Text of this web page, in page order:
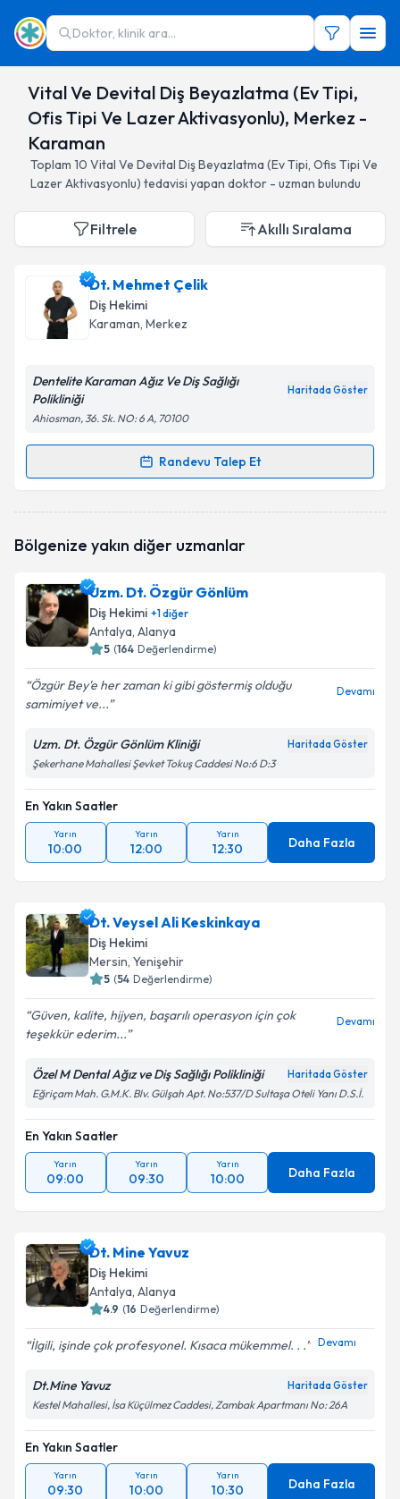
Doktor, klinik ara...
Vital Ve Devital Diş Beyazlatma (Ev Tipi,
Ofis Tipi Ve Lazer Aktivasyonlu), Merkez -
Karaman
Toplam 10 Vital Ve Devital Diş Beyazlatma (Ev Tipi, Ofis Tipi Ve
Lazer Aktivasyonlu) tedavisi yapan doktor - uzman bulundu
Filtrele Akıllı Sıralama
Dt. Mehmet Çelik
Diş Hekimi
Karaman, Merkez
Dentelite Karaman Ağız Ve Diş Sağlığı
Polikliniği
Haritada Göster
Ahiosman, 36. Sk. NO: 6 A, 70100
Randevu Talep Et
Randevu Takvimi Talebi
oluşturun. Size bu uzmandan randevu almanız için bir
E-posta Adresiniz
Kişisel verilerimin işlenmesine ilişkinAydınlatma
Metni
Bölgenize yakın diğer uzmanlar
Uzm. Dt. Özgür Gönlüm
Diş Hekimi +1diğer
Antalya, Alanya
5 (164 Değerlendirme)
Özgür Bey'e her zaman ki gibi göstermiş olduğu
samimiyet ve...
Devamı
Uzm. Dt. Özgür Gönlüm Kliniği Haritada Göster
Şekerhane Mahallesi Şevket Tokuş Caddesi No:6 D:3
En Yakın Saatler
Yarın
10:00
Yarın
12:00
Yarın
12:30 Daha Fazla
Dt. Veysel Ali Keskinkaya
Diş Hekimi
Mersin, Yenişehir
5 (54 Değerlendirme)
Güven, kalite, hijyen, başarılı operasyon için çok
teşekkür ederim...
Devamı
Özel M Dental Ağız ve Diş Sağlığı Polikliniği Haritada Göster
Eğriçam Mah. G.M.K. Blv. Gülşah Apt. No:537/D Sultaşa Oteli Yanı D.S.İ.
En Yakın Saatler
Yarın
09:00
Yarın
09:30
Yarın
10:00 Daha Fazla
Dt. Mine Yavuz
Diş Hekimi
Antalya, Alanya
4.9 (16 Değerlendirme)
İlgili, işinde çok profesyonel. Kısaca mükemmel. . . Devamı
Dt.Mine Yavuz Haritada Göster
Kestel Mahallesi, İsa Küçülmez Caddesi, Zambak Apartmanı No: 26A
En Yakın Saatler
Yarın
09:30
Yarın
10:00
Yarın
10:30 Daha Fazla